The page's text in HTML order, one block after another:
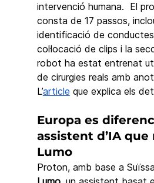
intervenció humana.  El
consta de 17 passos,
identificació de
col·locació de clips i la
robot ha estat entrenat
de cirurgies reals amb
L’article que explica els
Europa es
assistent d’IA que
Lumo
Proton, amb base a